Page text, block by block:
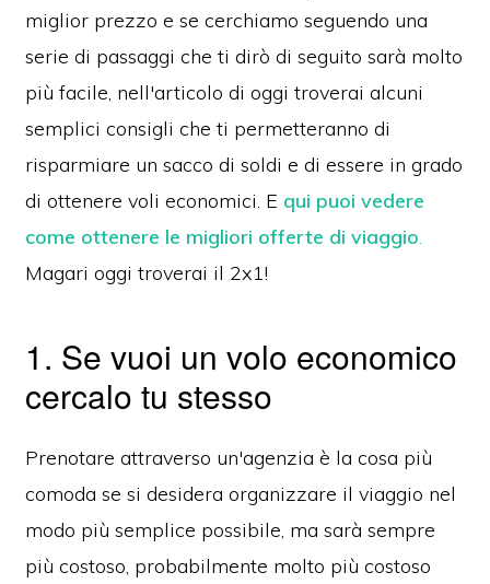
miglior prezzo e se cerchiamo seguendo una
serie di passaggi che ti dirò di seguito sarà molto
più facile, nell'articolo di oggi troverai alcuni
semplici consigli che ti permetteranno di
risparmiare un sacco di soldi e di essere in grado
di ottenere voli economici. E qui puoi vedere
come ottenere le migliori offerte di viaggio.
Magari oggi troverai il 2x1!
1. Se vuoi un volo economico
cercalo tu stesso
Prenotare attraverso un'agenzia è la cosa più
comoda se si desidera organizzare il viaggio nel
modo più semplice possibile, ma sarà sempre
più costoso, probabilmente molto più costoso